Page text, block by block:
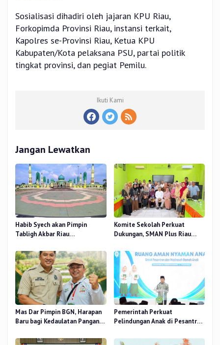
Sosialisasi dihadiri oleh jajaran KPU Riau,
Forkopimda Provinsi Riau, instansi terkait,
Kapolres se-Provinsi Riau, Ketua KPU
Kabupaten/Kota pelaksana PSU, partai politik
tingkat provinsi, dan pegiat Pemilu.
Ikuti Kami
Jangan Lewatkan
Habib Syech akan Pimpin
Tabligh Akbar Riau
Nur, Besok
Komite Sekolah Perkuat
Dukungan, SMAN Plus Riau
Pendidikan
Mas Dar Pimpin BGN, Harapan
Baru bagi Kedaulatan Pangan
Pemerintah Perkuat
Pelindungan Anak di Pesantren
RANA